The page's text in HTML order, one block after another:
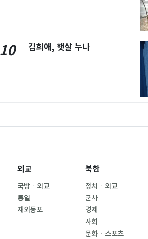
10 김희애, 햇살 누나
외교
국방ㆍ외교
통일
재외동포
북한
정치ㆍ외교
군사
경제
사회
문화ㆍ스포츠